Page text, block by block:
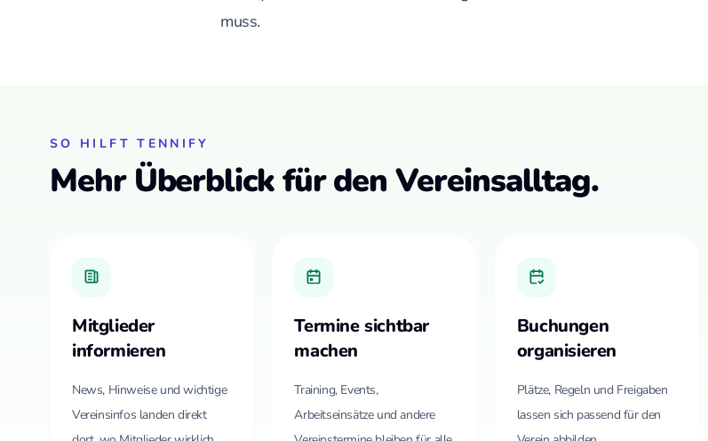
muss.
SO HILFT TENNIFY
Mehr Überblick für den Vereinsalltag.
Mitglieder
informieren
News, Hinweise und wichtige
Vereinsinfos landen direkt
Termine sichtbar
machen
Training, Events,
Arbeitseinsätze und andere
Buchungen
organisieren
Plätze, Regeln und Freigaben
lassen sich passend für den